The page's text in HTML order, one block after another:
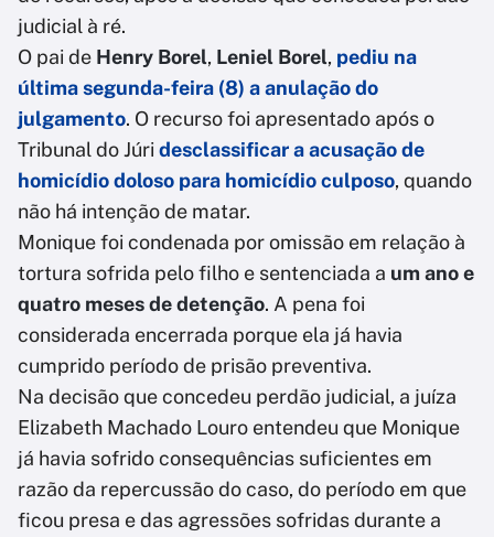
judicial à ré.
O pai de Henry Borel, Leniel Borel, pediu na
última segunda-feira (8) a anulação do
julgamento. O recurso foi apresentado após o
Tribunal do Júri desclassificar a acusação de
homicídio doloso para homicídio culposo, quando
não há intenção de matar.
Monique foi condenada por omissão em relação à
tortura sofrida pelo filho e sentenciada a um ano e
quatro meses de detenção. A pena foi
considerada encerrada porque ela já havia
cumprido período de prisão preventiva.
Na decisão que concedeu perdão judicial, a juíza
Elizabeth Machado Louro entendeu que Monique
já havia sofrido consequências suficientes em
razão da repercussão do caso, do período em que
ficou presa e das agressões sofridas durante a